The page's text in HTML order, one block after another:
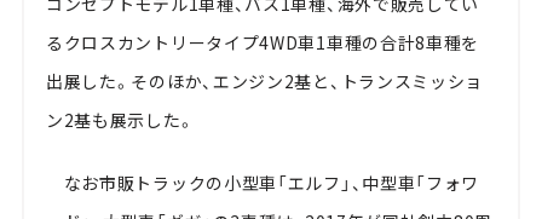
るクロスカントリータイプ4WD車1車種の合計8車種を
出展した。そのほか、エンジン2基と、トランスミッショ
ン2基も展示した。
なお市販トラックの小型車「エルフ」、中型車「フォワ